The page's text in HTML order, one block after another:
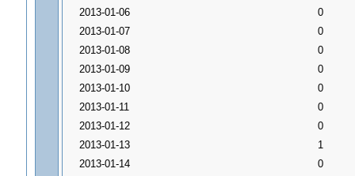
2013-01-06
0
2013-01-07
0
2013-01-08
0
2013-01-09
0
2013-01-10
0
2013-01-11
0
2013-01-12
0
2013-01-13
1
2013-01-14
0